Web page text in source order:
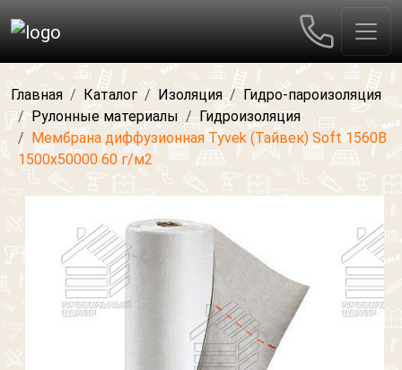
Главная Каталог Изоляция
Гидро-пароизоляция
Рулонные материалы
Гидроизоляция
Мембрана диффузионная Tyvek (Тайвек) Soft 1560B
1500x50000 60 г/м2